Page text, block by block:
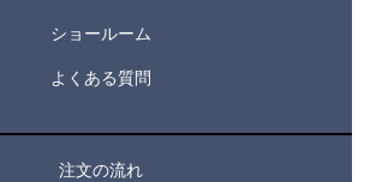
ショールーム
よくある質問
注文の流れ